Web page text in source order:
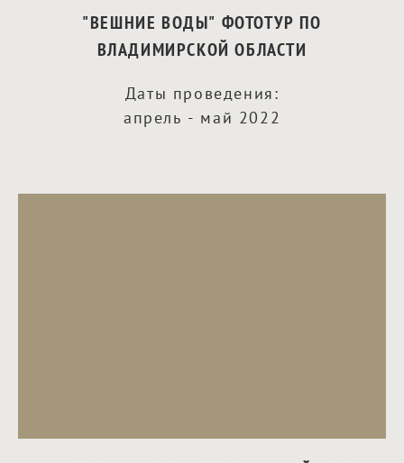
"ВЕШНИЕ ВОДЫ" ФОТОТУР ПО
ВЛАДИМИРСКОЙ ОБЛАСТИ
Даты проведения:
апрель - май 2022